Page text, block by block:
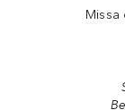
Missa